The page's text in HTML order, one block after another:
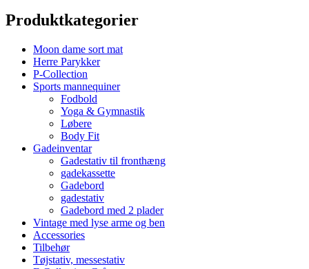
Produktkategorier
Moon dame sort mat
Herre Parykker
P-Collection
Sports mannequiner
Fodbold
Yoga & Gymnastik
Løbere
Body Fit
Gadeinventar
Gadestativ til fronthæng
gadekassette
Gadebord
gadestativ
Gadebord med 2 plader
Vintage med lyse arme og ben
Accessories
Tilbehør
Tøjstativ, messestativ